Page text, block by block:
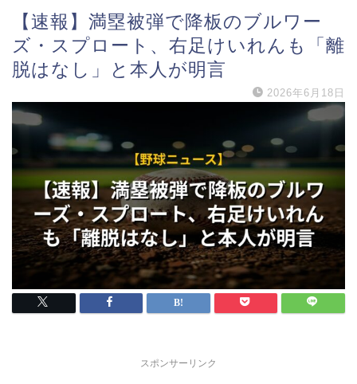
【速報】満塁被弾で降板のブルワー
ズ・スプロート、右足けいれんも「離
脱はなし」と本人が明言
2026年6月18日
スポンサーリンク